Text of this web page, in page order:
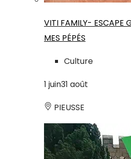
VITI FAMILY- ESCAPE
MES PÉPÉS
Culture
1 juin31 août
PIEUSSE